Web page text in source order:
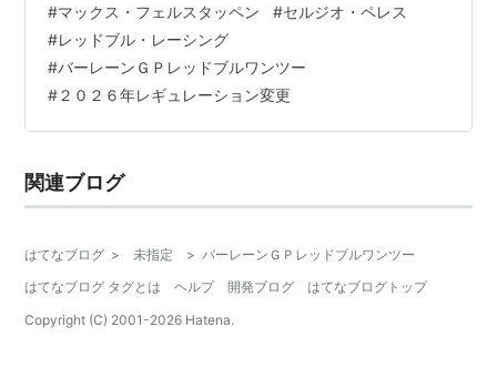
奇跡のワールドチャンピオン以来の投稿。 しかし題を見
てもわかるようにポジティブな記事ではない。 ホンダの
優柔不断はどうにかならないかという記事だ。 撤退した
はずのホンダは２０２２年もレッドブルとアルファタウ
リにエンジンを提供。 名前こそレッドブル・パワートレ
#マックス・フェルスタッペン #セルジオ・ペレス
#レッドブル・レーシング
#バーレーンＧＰレッドブルワンツー
#２０２６年レギュレーション変更
関連ブログ
はてなブログ > 未指定 > バーレーンＧＰレッドブルワンツー
はてなブログ タグとは
ヘルプ 開発ブログ
はてなブログトップ
Copyright (C) 2001-2026 Hatena.